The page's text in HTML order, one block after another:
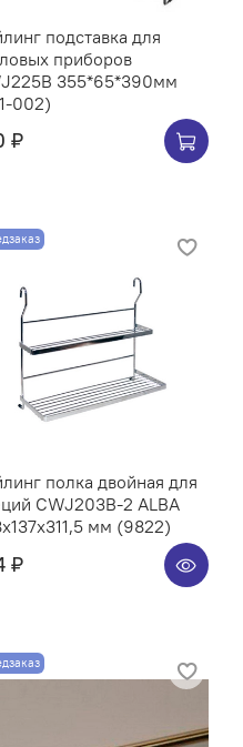
подставка для
приборов
355*65*390мм
002)
₽
полка двойная для
CWJ203B-2 ALBA
мм (9822)
₽